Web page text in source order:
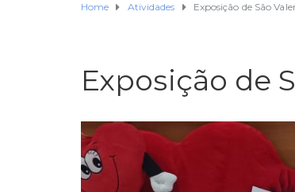
Home Atividades Exposição de São
Exposição de